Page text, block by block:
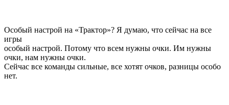
Особый настрой на «Трактор»? Я думаю, что сейчас на все
игры
особый настрой. Потому что всем нужны очки. Им нужны
очки, нам нужны очки.
Сейчас все команды сильные, все хотят очков, разницы особо
нет.